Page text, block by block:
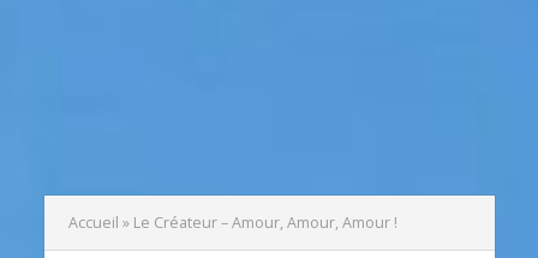
Accueil » Le Créateur – Amour, Amour, Amour !